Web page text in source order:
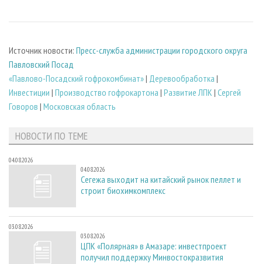
Источник новости: Пресс-служба администрации городского округа
Павловский Посад
«Павлово-Посадский гофрокомбинат»| Деревообработка |
Инвестиции | Производство гофрокартона | Развитие ЛПК | Сергей
Говоров | Московская область
НОВОСТИ ПО ТЕМЕ
04.08.2026
04.08.2026
Сегежа выходит на китайский рынок пеллет и
строит биохимкомплекс
03.08.2026
03.08.2026
ЦПК «Полярная» в Амазаре: инвестпроект
получил поддержку Минвостокразвития